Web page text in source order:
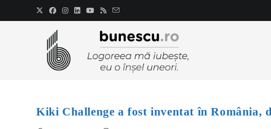
Kiki Challenge a fost inventat în România,